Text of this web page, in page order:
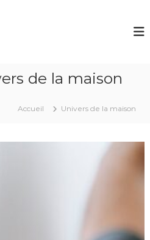
de la maison
Accueil Univers de la maison